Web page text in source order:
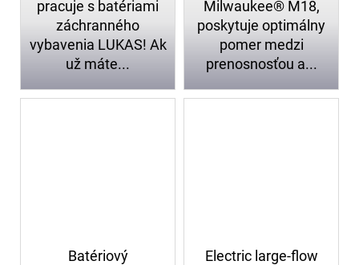
pracuje s batériami
záchranného
vybavenia LUKAS! Ak
už máte...
Milwaukee® M18,
poskytuje optimálny
pomer medzi
prenosnosťou a...
Batériový
Electric large-flow